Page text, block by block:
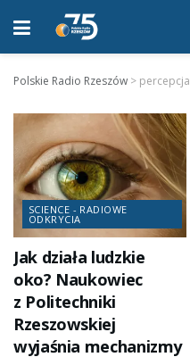
Polskie Radio Rzeszów > percepcja
SCIENCE - RADIOWE
ODKRYCIA
Jak działa ludzkie
oko? Naukowiec
z Politechniki
Rzeszowskiej
wyjaśnia mechanizmy